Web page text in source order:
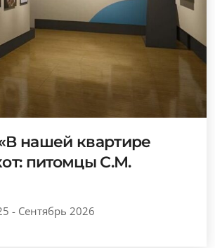
нашей квартире
питомцы С.М.
- Сентябрь 2026